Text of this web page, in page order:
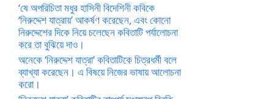
‘ষে অপরিচিতা মধুর হাসিনী বিদেশিনী কবিকে
‘নিরুদ্দেশ যাত্রায়’ আকর্ষণ করেছেন, এবং কোনো
নিরুদ্দেশের দিকে নিয়ে চলেছেন কবিতাটি পর্যালোচনা
করে তা বুঝিয়ে দাও।
অনেকে ‘নিরুদ্দেশ যাত্রা’ কবিতাটিকে চিত্রধর্মী বলে
ব্যাখ্যা করেছেন। এ বিষয়ে নিজের ভাষায় আলোচনা
করো।